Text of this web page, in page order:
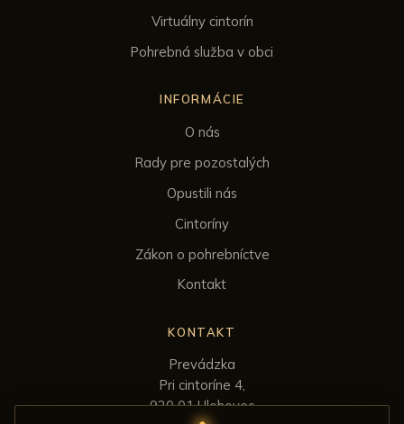
Virtuálny cintorín
Pohrebná služba v obci
INFORMÁCIE
O nás
Rady pre pozostalých
Opustili nás
Cintoríny
Zákon o pohrebníctve
Kontakt
KONTAKT
Prevádzka
Pri cintoríne 4,
920 01 Hlohovec